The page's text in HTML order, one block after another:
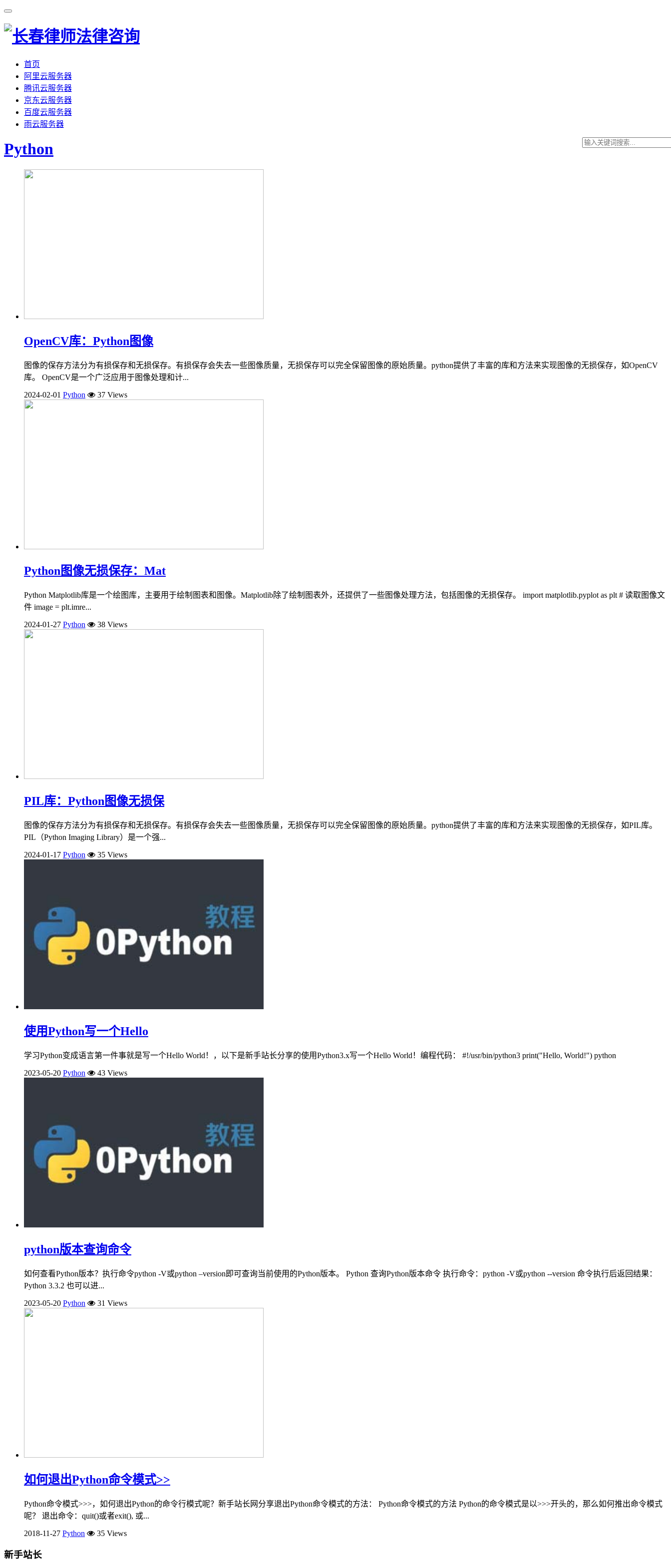
首页
阿里云服务器
腾讯云服务器
京东云服务器
百度云服务器
雨云服务器
Python
OpenCV库：Python图像
图像的保存方法分为有损保存和无损保存。有损保存会失去一些图像质量，无损保存可以完全保留图像的原始质量。python提供了丰富的库和方法来实现图像的无损保存，如OpenCV
库。 OpenCV是一个广泛应用于图像处理和计...
2024-02-01 Python 37 Views
Python图像无损保存：Mat
Python Matplotlib库是一个绘图库，主要用于绘制图表和图像。Matplotlib除了绘制图表外，还提供了一些图像处理方法，包括图像的无损保存。 import matplotlib.pyplot as plt # 读取图像文
件 image = plt.imre...
2024-01-27 Python 38 Views
PIL库：Python图像无损保
图像的保存方法分为有损保存和无损保存。有损保存会失去一些图像质量，无损保存可以完全保留图像的原始质量。python提供了丰富的库和方法来实现图像的无损保存，如PIL库。
PIL（Python Imaging Library）是一个强...
2024-01-17 Python 35 Views
使用Python写一个Hello
学习Python变成语言第一件事就是写一个Hello World！，以下是新手站长分享的使用Python3.x写一个Hello World！编程代码： #!/usr/bin/python3 print("Hello, World!") python
2023-05-20 Python 43 Views
python版本查询命令
如何查看Python版本？执行命令python -V或python –version即可查询当前使用的Python版本。 Python 查询Python版本命令 执行命令：python -V或python --version 命令执行后返回结果：
Python 3.3.2 也可以进...
2023-05-20 Python 31 Views
如何退出Python命令模式>>
Python命令模式>>>，如何退出Python的命令行模式呢？新手站长网分享退出Python命令模式的方法： Python命令模式的方法 Python的命令模式是以>>>开头的，那么如何推出命令模式
呢？ 退出命令：quit()或者exit(), 或...
2018-11-27 Python 35 Views
新手站长